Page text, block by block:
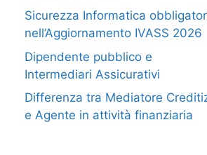
Sicurezza Informatica
nell’Aggiornamento IVASS 2026
Dipendente pubblico e
Intermediari Assicurativi
Differenza tra Mediatore
e Agente in attività finanziaria